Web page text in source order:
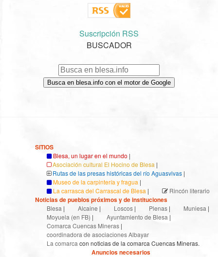
Suscripción RSS
BUSCADOR
Busca en blesa.info con el motor de Google
SITIOS
Blesa, un lugar en el mundo |
Asociación cultural El Hocino de Blesa |
Rutas de las presas históricas del río Aguasvivas |
Museo de la carpintería y fragua |
La carrasca del Carrascal de Blesa | Rincón literario
Noticias de pueblos próximos y de instituciones
Blesa | Alcaine | Loscos | Plenas | Muniesa |
Moyuela (en FB) | Ayuntamiento de Blesa |
Comarca Cuencas Mineras |
coordinadora de asociaciones Albayar
La comarca con noticias de la comarca Cuencas Mineras.
Anuncios necesarios